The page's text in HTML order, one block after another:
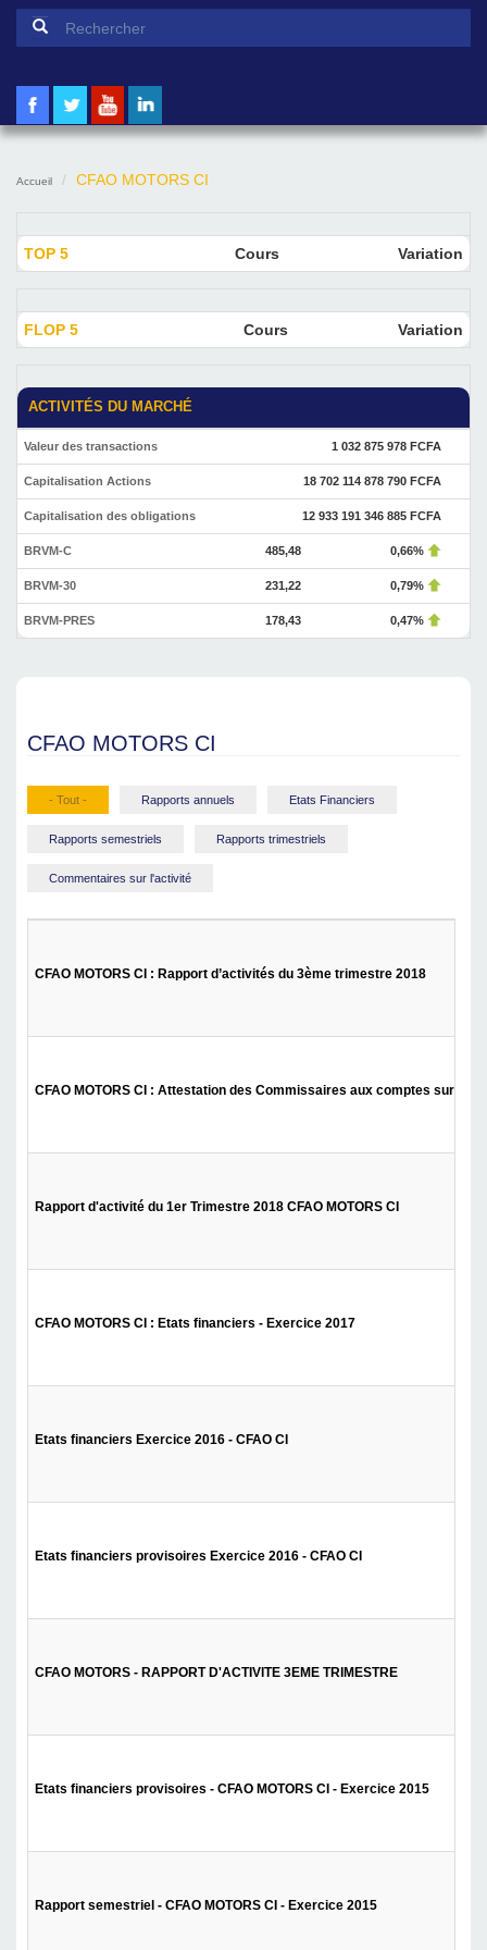
Formulaire de recherche
Accueil CFAO MOTORS CI
TOP 5 Cours Variation
FLOP 5 Cours Variation
ACTIVITÉS DU MARCHÉ
Valeur des transactions 1 032 875 978 FCFA
Capitalisation Actions 18 702 114 878 790 FCFA
Capitalisation des obligations 12 933 191 346 885 FCFA
BRVM-C 485,48 0,66%
BRVM-30 231,22 0,79%
BRVM-PRES 178,43 0,47%
CFAO MOTORS CI
- Tout - Rapports annuels Etats Financiers
Rapports semestriels Rapports trimestriels
Commentaires sur l'activité
CFAO MOTORS CI : Rapport d’activités du 3ème trimestre 2018
CFAO MOTORS CI : Attestation des Commissaires aux comptes sur le
Rapport d'activité du 1er Trimestre 2018 CFAO MOTORS CI
CFAO MOTORS CI : Etats financiers - Exercice 2017
Etats financiers Exercice 2016 - CFAO CI
Etats financiers provisoires Exercice 2016 - CFAO CI
CFAO MOTORS - RAPPORT D'ACTIVITE 3EME TRIMESTRE
Etats financiers provisoires - CFAO MOTORS CI - Exercice 2015
Rapport semestriel - CFAO MOTORS CI - Exercice 2015